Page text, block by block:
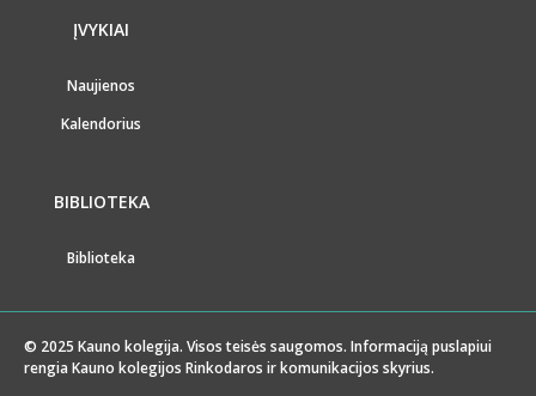
ĮVYKIAI
Naujienos
Kalendorius
BIBLIOTEKA
Biblioteka
© 2025 Kauno kolegija. Visos teisės saugomos. Informaciją puslapiui
rengia Kauno kolegijos Rinkodaros ir komunikacijos skyrius.